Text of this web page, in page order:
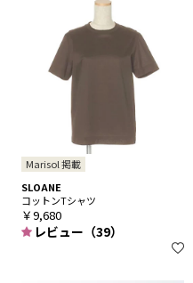
Marisol 掲載
SLOANE
コットンTシャツ
￥9,680
レビュー（39）